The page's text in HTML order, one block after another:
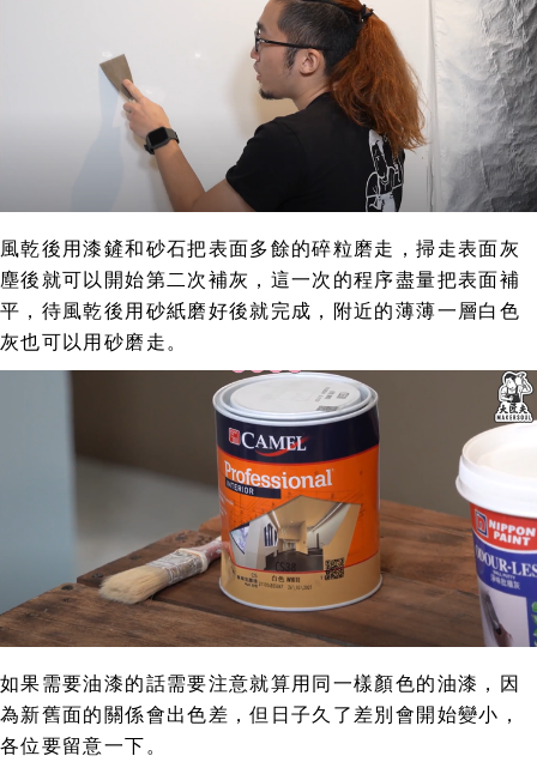
風乾後用漆鏟和砂石把表面多餘的碎粒磨走，掃走表面灰
塵後就可以開始第二次補灰，這一次的程序盡量把表面補
平，待風乾後用砂紙磨好後就完成，附近的薄薄一層白色
灰也可以用砂磨走。
如果需要油漆的話需要注意就算用同一樣顏色的油漆，因
為新舊面的關係會出色差，但日子久了差別會開始變小，
各位要留意一下。